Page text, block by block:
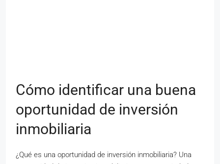
Cómo identificar una buena
oportunidad de inversión
inmobiliaria
¿Qué es una oportunidad de inversión inmobiliaria? Una